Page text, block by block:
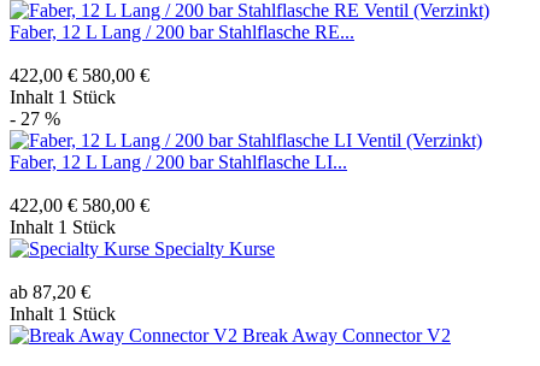
Faber, 12 L Lang / 200 bar Stahlflasche RE...
422,00 € 580,00 €
Inhalt 1 Stück
- 27 %
Faber, 12 L Lang / 200 bar Stahlflasche LI...
422,00 € 580,00 €
Inhalt 1 Stück
Specialty Kurse
ab 87,20 €
Inhalt 1 Stück
Break Away Connector V2